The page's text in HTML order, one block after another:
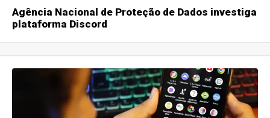
Agência Nacional de Proteção de Dados investiga
plataforma Discord